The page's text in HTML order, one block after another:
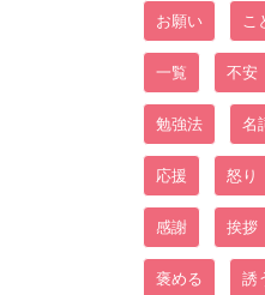
お願い こ
一覧 不安
勉強法 名
応援 怒り
感謝 挨拶
褒める 誘